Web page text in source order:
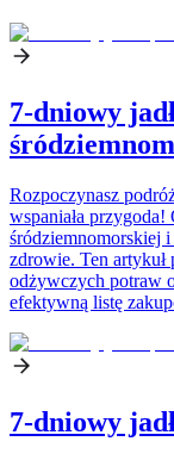
7-dniowy
Rozpoczynasz
wspaniała
śródziemnomorskiej
zdrowie. Ten artykuł
odżywczych potraw
efektywną listę
7-dniowy